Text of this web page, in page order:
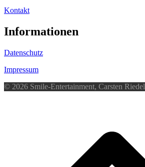
Kontakt
Informationen
Datenschutz
Impressum
© 2026 Smile-Entertainment, Carsten Riedel